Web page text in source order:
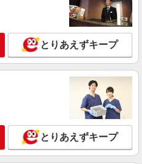
支給 ・夜勤手当：10,000円/1回
介護基礎研修 ・初任者研修 ・実務
祉士 など
社 第2営業部
設での夜専看護師
円〜33000円 ※資格・経験によ
詳細を見る
とりあえずキープ
とりあえずキープ